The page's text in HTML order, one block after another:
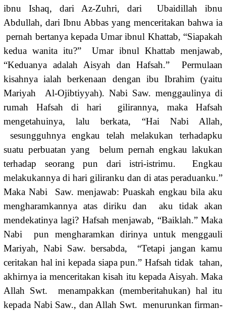
ibnu Ishaq, dari Az-Zuhri, dari Ubaidillah ibnu
Abdullah, dari Ibnu Abbas yang menceritakan bahwa ia
pernah bertanya kepada Umar ibnul Khattab, “Siapakah
kedua wanita itu?” Umar ibnul Khattab menjawab,
“Keduanya adalah Aisyah dan Hafsah.” Permulaan
kisahnya ialah berkenaan dengan ibu Ibrahim (yaitu
Mariyah Al-Ojibtiyyah). Nabi Saw. menggaulinya di
rumah Hafsah di hari gilirannya, maka Hafsah
mengetahuinya, lalu berkata, “Hai Nabi Allah,
sesungguhnya engkau telah melakukan terhadapku
suatu perbuatan yang belum pernah engkau lakukan
terhadap seorang pun dari istri-istrimu. Engkau
melakukannya di hari giliranku dan di atas peraduanku.”
Maka Nabi Saw. menjawab: Puaskah engkau bila aku
mengharamkannya atas diriku dan aku tidak akan
mendekatinya lagi? Hafsah menjawab, “Baiklah.” Maka
Nabi pun mengharamkan dirinya untuk menggauli
Mariyah, Nabi Saw. bersabda, “Tetapi jangan kamu
ceritakan hal ini kepada siapa pun.” Hafsah tidak tahan,
akhirnya ia menceritakan kisah itu kepada Aisyah. Maka
Allah Swt. menampakkan (memberitahukan) hal itu
kepada Nabi Saw., dan Allah Swt. menurunkan firman-